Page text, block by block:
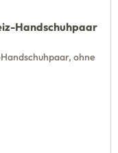
Handschuhpaar
ohne